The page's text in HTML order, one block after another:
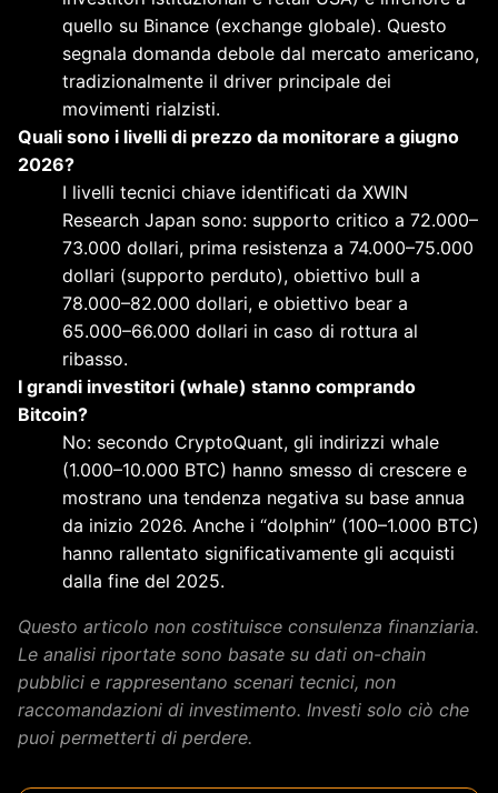
quello su Binance (exchange globale). Questo
segnala domanda debole dal mercato americano,
tradizionalmente il driver principale dei
movimenti rialzisti.
Quali sono i livelli di prezzo da monitorare a giugno
2026?
I livelli tecnici chiave identificati da XWIN
Research Japan sono: supporto critico a 72.000–
73.000 dollari, prima resistenza a 74.000–75.000
dollari (supporto perduto), obiettivo bull a
78.000–82.000 dollari, e obiettivo bear a
65.000–66.000 dollari in caso di rottura al
ribasso.
I grandi investitori (whale) stanno comprando
Bitcoin?
No: secondo CryptoQuant, gli indirizzi whale
(1.000–10.000 BTC) hanno smesso di crescere e
mostrano una tendenza negativa su base annua
da inizio 2026. Anche i “dolphin” (100–1.000 BTC)
hanno rallentato significativamente gli acquisti
dalla fine del 2025.
Questo articolo non costituisce consulenza finanziaria.
Le analisi riportate sono basate su dati on-chain
pubblici e rappresentano scenari tecnici, non
raccomandazioni di investimento. Investi solo ciò che
puoi permetterti di perdere.